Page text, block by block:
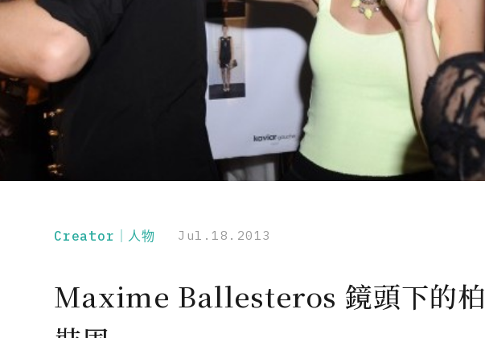
Creator｜人物 Jul.18.2013
Maxime Ballesteros 鏡頭下的